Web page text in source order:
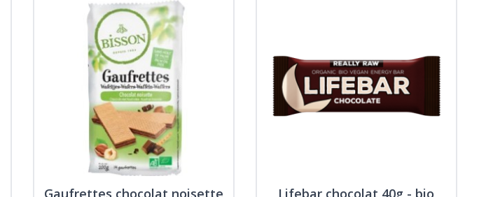
Gaufrettes chocolat noisette
Lifebar chocolat 40g - bio